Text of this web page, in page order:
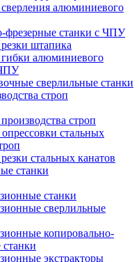
алюминиевого
фрезерные станки с ЧПУ
штапика
алюминиевого
сверлильные станки
строп
строп
стальных
стальных канатов
станки
станки
сверлильные
копировально-
экстракторы